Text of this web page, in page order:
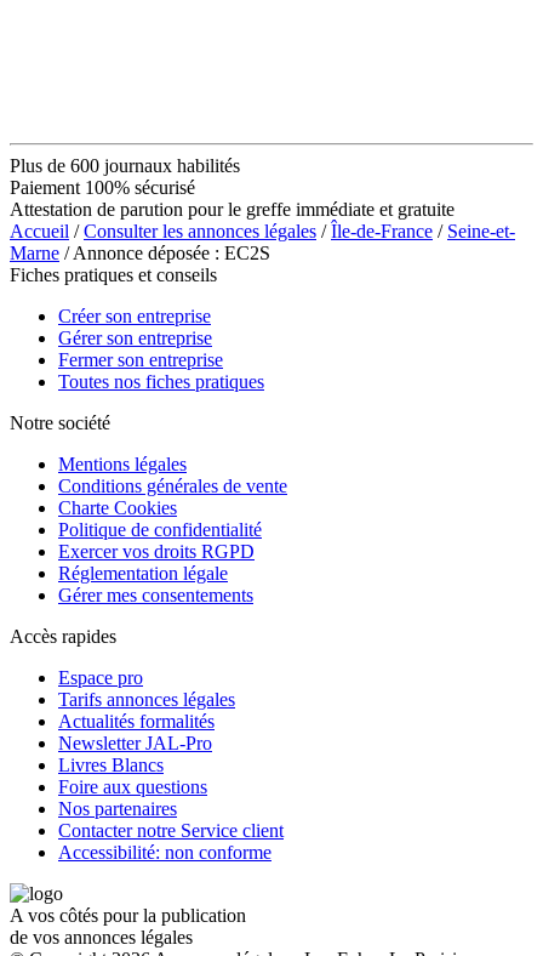
Plus de 600 journaux habilités
Paiement 100% sécurisé
Attestation de parution pour le greffe immédiate et gratuite
Accueil /Consulter les annonces légales /Île-de-France / Seine-et-
Marne / Annonce déposée : EC2S
Fiches pratiques et conseils
Créer son entreprise
Gérer son entreprise
Fermer son entreprise
Toutes nos fiches pratiques
Notre société
Mentions légales
Conditions générales de vente
Charte Cookies
Politique de confidentialité
Exercer vos droits RGPD
Réglementation légale
Gérer mes consentements
Accès rapides
Espace pro
Tarifs annonces légales
Actualités formalités
Newsletter JAL-Pro
Livres Blancs
Foire aux questions
Nos partenaires
Contacter notre Service client
Accessibilité: non conforme
A vos côtés pour la publication
de vos annonces légales